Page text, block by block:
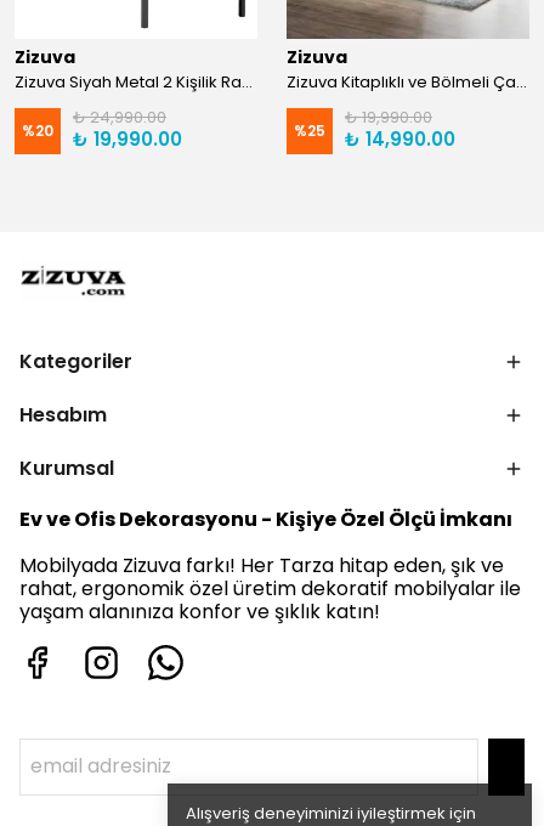
Alışveriş deneyiminizi iyileştirmek için
Zizuva
Zizuva Siyah Metal 2 Kişilik Ranza | TR0011-F
%20
₺ 24,990.00
₺ 19,990.00
Zizuva
Zizuva Kitaplıklı ve Bölmeli Çalışma Masası | CM1021-F-Suntalam
%25
₺ 19,990.00
₺ 14,990.00
Kategoriler
Hesabım
Kurumsal
Ev ve Ofis Dekorasyonu - Kişiye Özel Ölçü İmkanı
Mobilyada Zizuva farkı! Her Tarza hitap eden, şık ve
rahat, ergonomik özel üretim dekoratif mobilyalar ile
yaşam alanınıza konfor ve şıklık katın!